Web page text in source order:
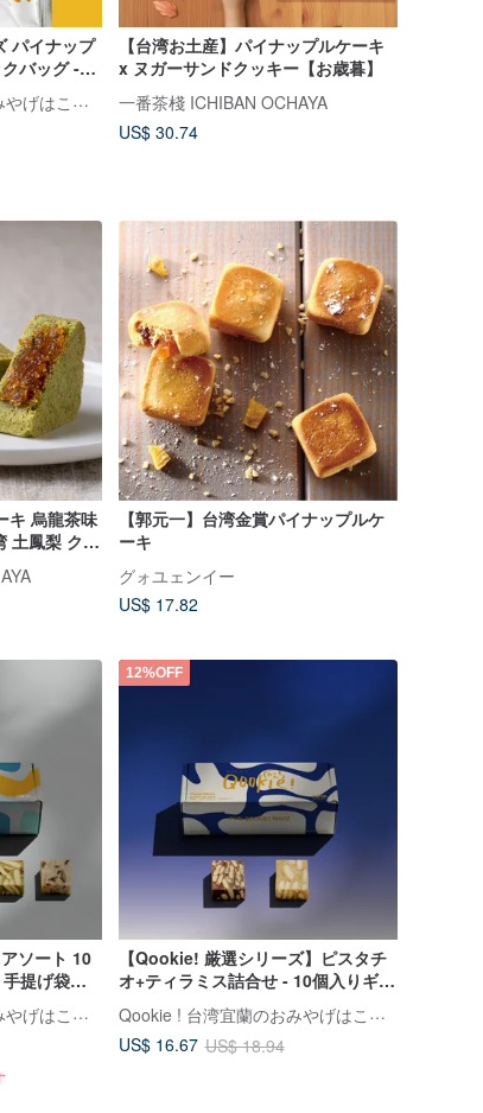
パイナップ
バッグ -
Qookie ! 台湾宜蘭のおみやげはこれで決まり
【台湾お土産】パイナップルケーキ
x ヌガーサンドクッキー【お歳暮】
一番茶棧 ICHIBAN OCHAYA
US$ 30.74
キ 烏龍茶味
土鳳梨 クッ
手土産 焼
】
【郭元一】台湾金賞パイナップルケ
ーキ
グォユェンイー
US$ 17.82
ソート 10
提げ袋な
Qookie ! 台湾宜蘭のおみやげはこれで決まり
12%OFF
【Qookie! 厳選シリーズ】ピスタチ
オ+ティラミス詰合せ - 10個入りギフ
トボックス - 手提げ袋付き
Qookie ! 台湾宜蘭のおみやげはこれで決まり
US$ 16.67 US$ 18.94